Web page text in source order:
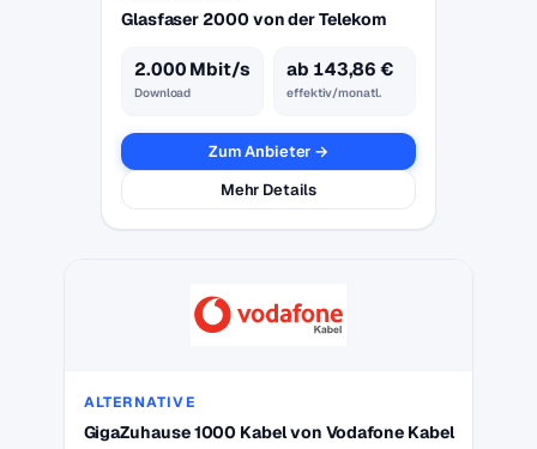
Glasfaser 2000 von der Telekom
2.000 Mbit/s
Download
ab 143,86 €
effektiv/monatl.
Zum Anbieter →
Mehr Details
ALTERNATIVE
GigaZuhause 1000 Kabel von Vodafone Kabel